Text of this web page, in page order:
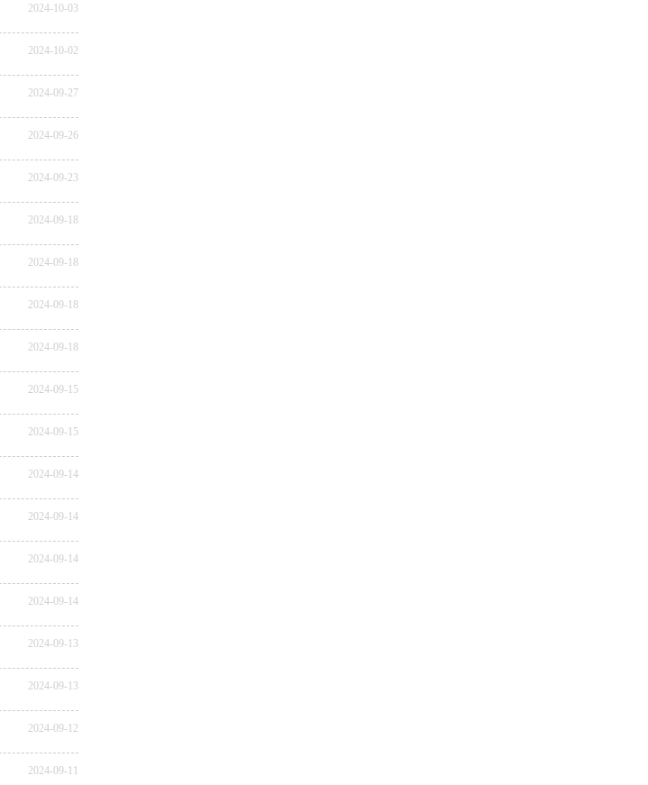
2024-10-03
2024-10-02
2024-09-27
2024-09-26
2024-09-23
2024-09-18
2024-09-18
2024-09-18
2024-09-18
2024-09-15
2024-09-15
2024-09-14
2024-09-14
2024-09-14
2024-09-14
2024-09-13
2024-09-13
2024-09-12
2024-09-11